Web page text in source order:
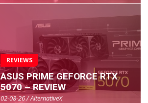
REVIEWS
ASUS PRIME GEFORCE RTX
5070 – REVIEW
02-08-26 / AlternativeX